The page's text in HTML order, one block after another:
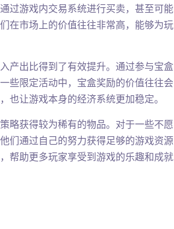
过游戏内交易系统进行买卖，甚至可能
在市场上的价值往往非常高，能够为玩
产出比得到了有效提升。通过参与宝盒
些限定活动中，宝盒奖励的价值往往会
让游戏本身的经济系统更加稳定。
略获得较为稀有的物品。对于一些不愿
们通过自己的努力获得足够的游戏资源
帮助更多玩家享受到游戏的乐趣和成就